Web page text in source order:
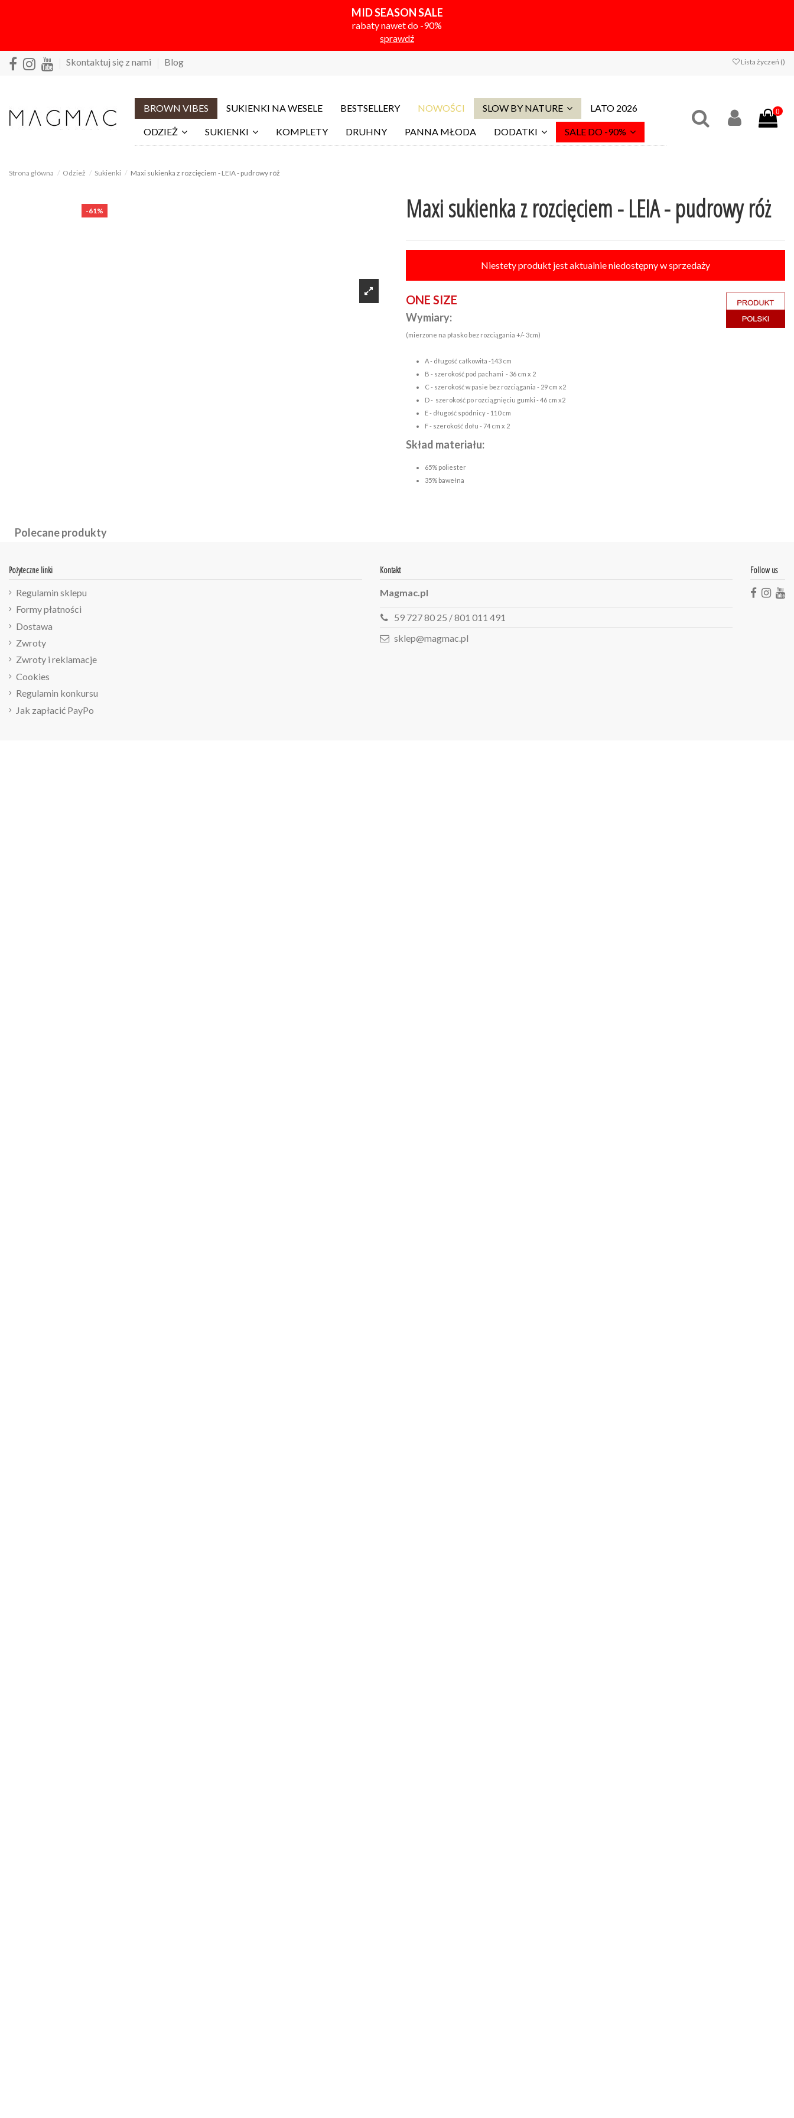
MID SEASON SALE
rabaty nawet do -90%
sprawdź
Skontaktuj się z nami Blog Lista życzeń ()
BROWN VIBES SUKIENKI NA WESELE BESTSELLERY NOWOŚCI SLOW BY NATURE LATO 2026
ODZIEŻ SUKIENKI KOMPLETY DRUHNY PANNA MŁODA DODATKI SALE DO -90%
0
Strona główna Odzież Sukienki Maxi sukienka z rozcięciem - LEIA - pudrowy róż
-61% Maxi sukienka z rozcięciem - LEIA - pudrowy róż
Niestety produkt jest aktualnie niedostępny w sprzedaży
ONE SIZE
Wymiary:
(mierzone na płasko bez rozciągania +/- 3cm)
A - długość całkowita -143 cm
B - szerokość pod pachami - 36 cm x 2
C - szerokość w pasie bez rozciągania - 29 cm x2
D - szerokość po rozciągnięciu gumki - 46 cm x2
E - długość spódnicy - 110 cm
F - szerokość dołu - 74 cm x 2
Skład materiału:
65% poliester
35% bawełna
Polecane produkty
Pożyteczne linki
Regulamin sklepu
Formy płatności
Dostawa
Zwroty
Zwroty i reklamacje
Cookies
Regulamin konkursu
Jak zapłacić PayPo
Kontakt
Magmac.pl
59 727 80 25 / 801 011 491
sklep@magmac.pl
Follow us